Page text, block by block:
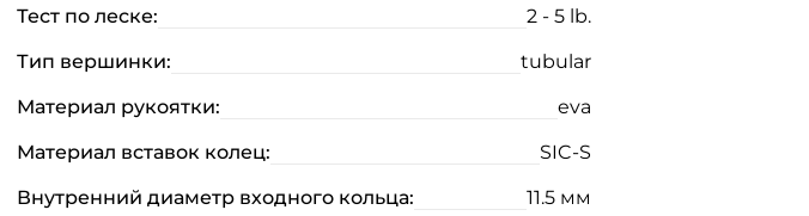
Тест по леске:
2 - 5 lb.
Тип вершинки:
tubular
Материал рукоятки:
eva
Материал вставок колец:
SIC-S
Внутренний диаметр входного кольца:
11.5 мм